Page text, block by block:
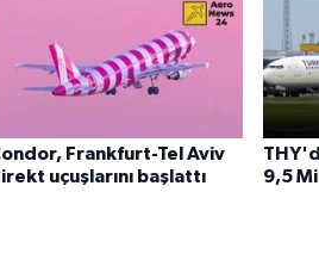
Frankfurt-Tel Aviv
uçuşlarını başlattı
9,5